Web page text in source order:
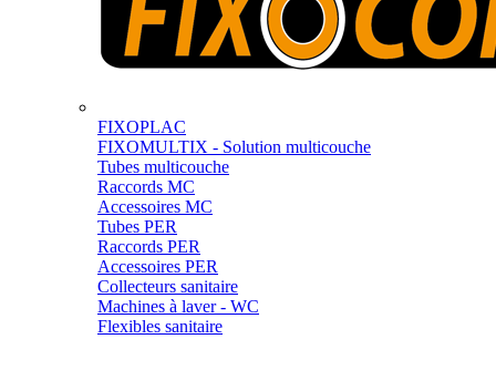
FIXOPLAC
FIXOMULTIX - Solution multicouche
Tubes multicouche
Raccords MC
Accessoires MC
Tubes PER
Raccords PER
Accessoires PER
Collecteurs sanitaire
Machines à laver - WC
Flexibles sanitaire